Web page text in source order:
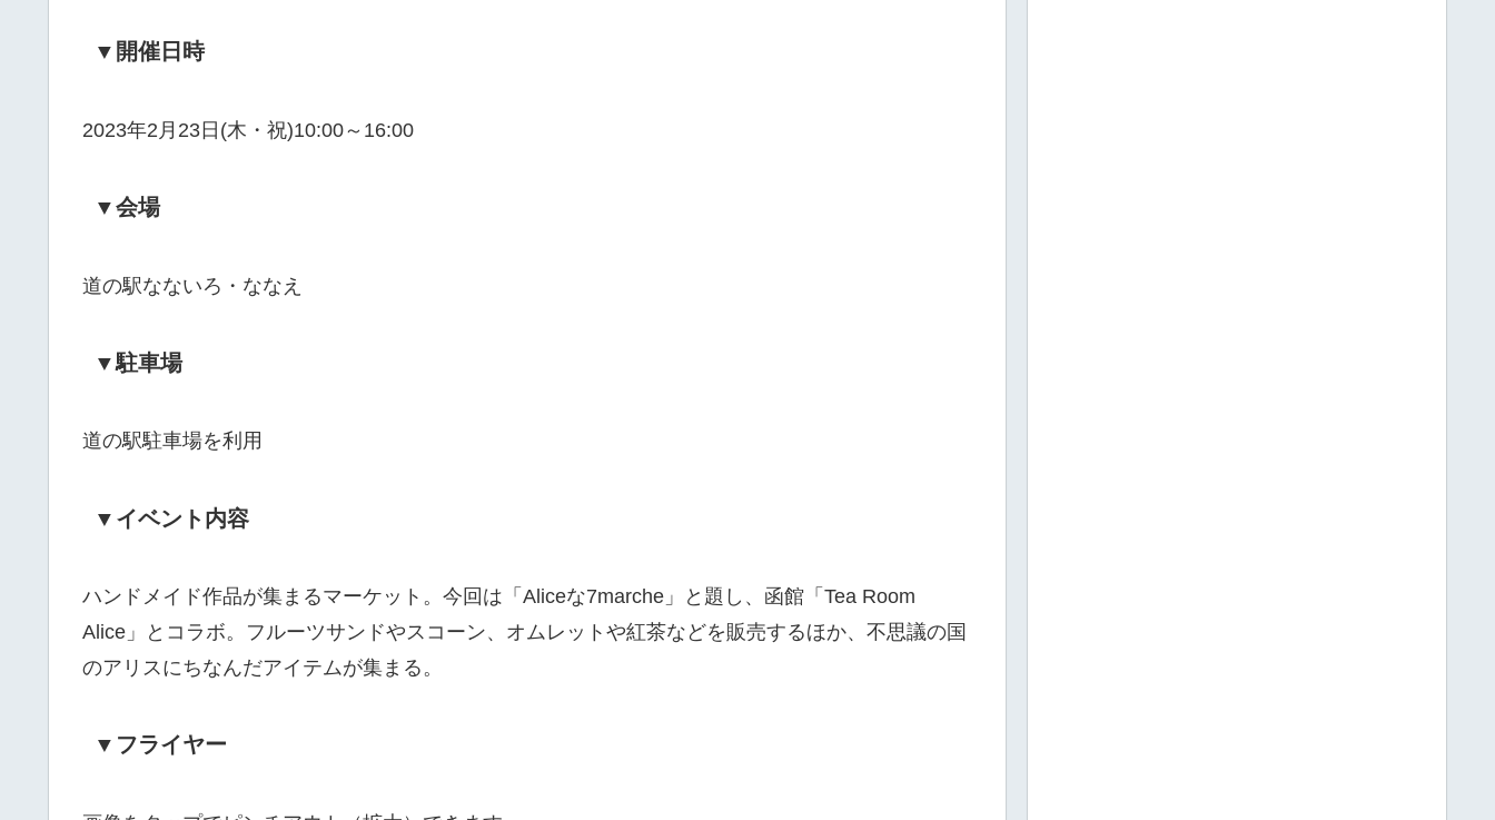
▼開催日時
2023年2月23日(木・祝)10:00～16:00
▼会場
道の駅なないろ・ななえ
▼駐車場
道の駅駐車場を利用
▼イベント内容
ハンドメイド作品が集まるマーケット。今回は「Aliceな7marche」と題し、函館「Tea Room
Alice」とコラボ。フルーツサンドやスコーン、オムレットや紅茶などを販売するほか、不思議の国
のアリスにちなんだアイテムが集まる。
▼フライヤー